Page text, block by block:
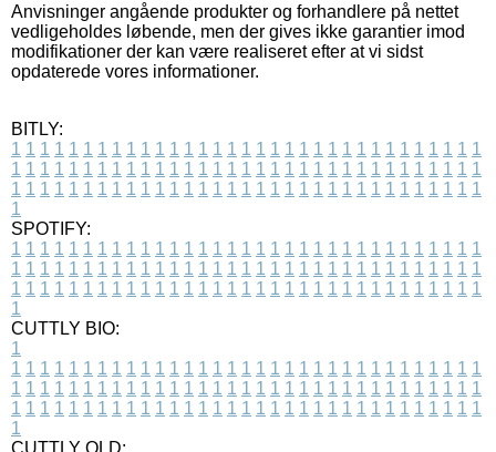
Anvisninger angående produkter og forhandlere på nettet
vedligeholdes løbende, men der gives ikke garantier imod
modifikationer der kan være realiseret efter at vi sidst
opdaterede vores informationer.
BITLY:
1 1 1 1 1 1 1 1 1 1 1 1 1 1 1 1 1 1 1 1 1 1 1 1 1 1 1 1 1 1 1 1 1
1 1 1 1 1 1 1 1 1 1 1 1 1 1 1 1 1 1 1 1 1 1 1 1 1 1 1 1 1 1 1 1 1
1 1 1 1 1 1 1 1 1 1 1 1 1 1 1 1 1 1 1 1 1 1 1 1 1 1 1 1 1 1 1 1 1
1
SPOTIFY:
1 1 1 1 1 1 1 1 1 1 1 1 1 1 1 1 1 1 1 1 1 1 1 1 1 1 1 1 1 1 1 1 1
1 1 1 1 1 1 1 1 1 1 1 1 1 1 1 1 1 1 1 1 1 1 1 1 1 1 1 1 1 1 1 1 1
1 1 1 1 1 1 1 1 1 1 1 1 1 1 1 1 1 1 1 1 1 1 1 1 1 1 1 1 1 1 1 1 1
1
CUTTLY BIO:
1
1 1 1 1 1 1 1 1 1 1 1 1 1 1 1 1 1 1 1 1 1 1 1 1 1 1 1 1 1 1 1 1 1
1 1 1 1 1 1 1 1 1 1 1 1 1 1 1 1 1 1 1 1 1 1 1 1 1 1 1 1 1 1 1 1 1
1 1 1 1 1 1 1 1 1 1 1 1 1 1 1 1 1 1 1 1 1 1 1 1 1 1 1 1 1 1 1 1 1
1
CUTTLY OLD: